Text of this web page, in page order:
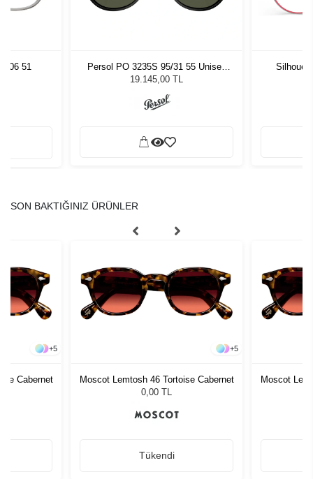
51
Persol PO 3235S 95/31 55 Unisex
Güneş Gözlüğü
19.145,00 TL
SON BAKTIĞINIZ ÜRÜNLER
+5
Cabernet
+5
Moscot Lemtosh 46 Tortoise Cabernet
0,00 TL
Tükendi
Moscot